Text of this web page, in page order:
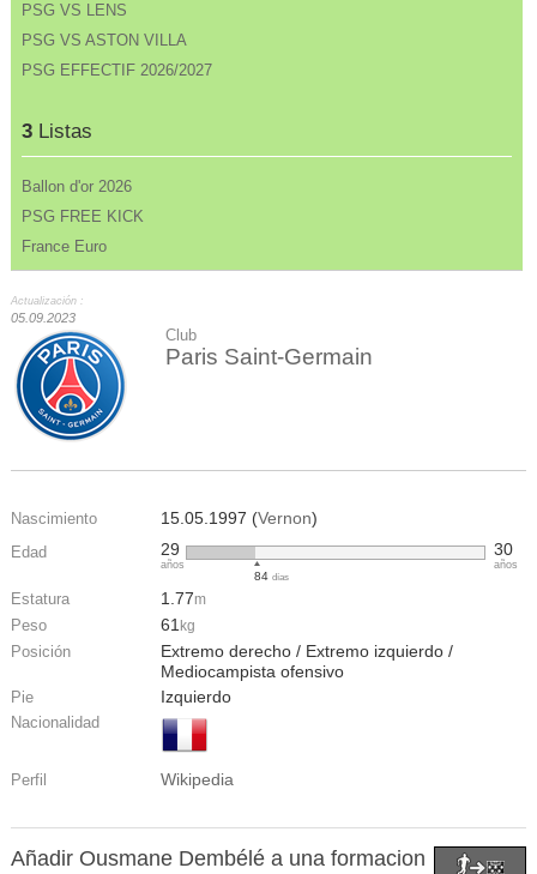
PSG VS LENS
PSG VS ASTON VILLA
PSG EFFECTIF 2026/2027
3 Listas
Ballon d'or 2026
PSG FREE KICK
France Euro
Actualización :
05.09.2023
Club
Paris Saint-Germain
Nascimiento 15.05.1997 (Vernon)
Edad 29
años
84 días
30
años
Estatura 1.77m
Peso 61 kg
Posición
Extremo derecho / Extremo izquierdo /
Mediocampista ofensivo
Pie Izquierdo
Nacionalidad
Perfil Wikipedia
Añadir Ousmane Dembélé a una formacion